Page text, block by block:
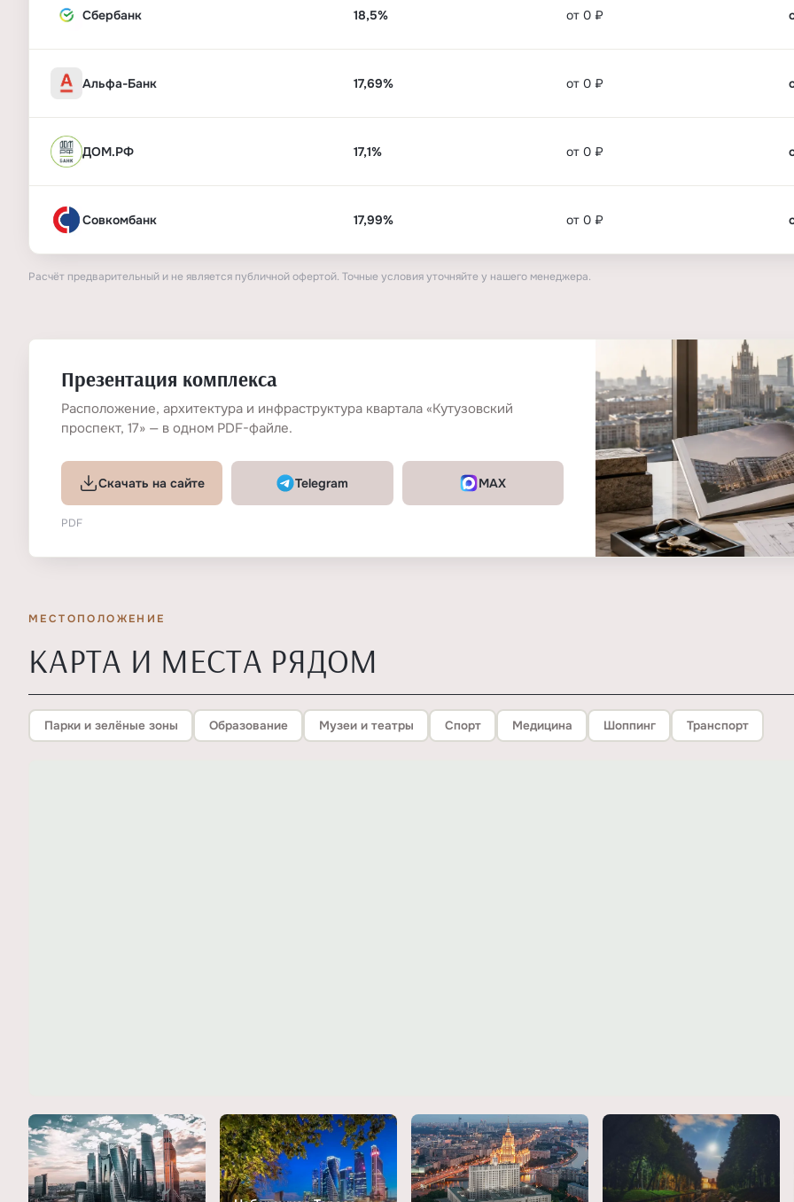
Сбербанк 18,5% от 0 ₽
Альфа-Банк 17,69% от 0 ₽
ДОМ.РФ 17,1% от 0 ₽
Совкомбанк 17,99% от 0 ₽
Расчёт предварительный и не является публичной офертой. Точные условия уточняйте у нашего менеджера.
Презентация комплекса
Расположение, архитектура и инфраструктура квартала «Кутузовский
проспект, 17» — в одном PDF-файле.
Скачать на сайте Telegram MAX
PDF
МЕСТОПОЛОЖЕНИЕ
КАРТА И МЕСТА РЯДОМ
Парки и зелёные зоны Образование Музеи и театры Спорт Медицина Шоппинг Транспорт